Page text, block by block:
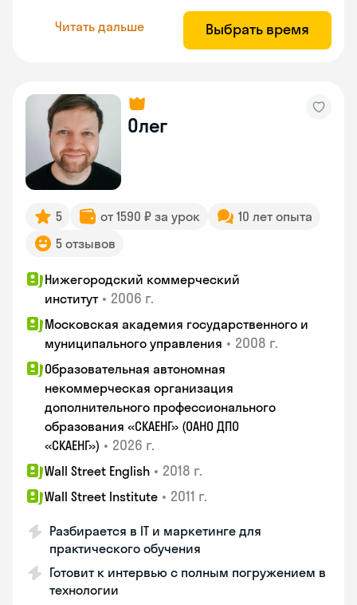
Читать дальше Выбрать время
Олег
5 от 1590 ₽ за урок
10 лет опыта
5 отзывов
Нижегородский коммерческий
институт • 2006 г.
Московская академия государственного и
муниципального управления • 2008 г.
Образовательная автономная
некоммерческая организация
дополнительного профессионального
образования «СКАЕНГ» (ОАНО ДПО
«СКАЕНГ») • 2026 г.
Wall Street English • 2018 г.
Wall Street Institute • 2011 г.
Разбирается в IT и маркетинге для
практического обучения
Готовит к интервью с полным погружением в
технологии